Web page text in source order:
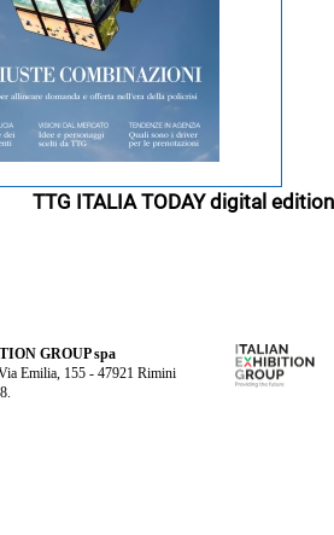
TTG ITALIA TODAY digital edition
GROUP spa
Emilia, 155 - 47921 Rimini